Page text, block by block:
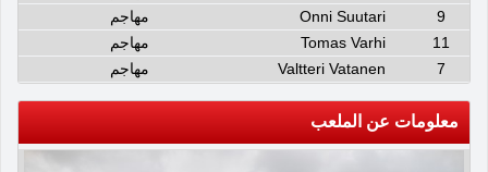
9
Onni Suutari
مهاجم
11
Tomas Varhi
مهاجم
7
Valtteri Vatanen مهاجم
معلومات عن الملعب